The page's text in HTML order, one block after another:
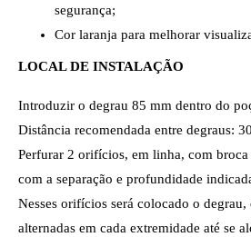
segurança;
Cor laranja para melhorar
LOCAL DE INSTALAÇÃO
Introduzir o degrau 85 mm dentro do
Distância recomendada entre degraus:
Perfurar 2 orifícios, em linha, com
com a separação e profundidade
Nesses orifícios será colocado o degrau,
alternadas em cada extremidade até se